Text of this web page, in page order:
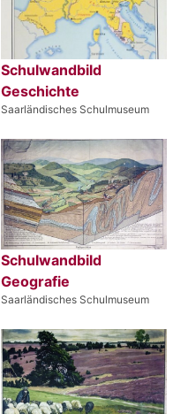
Schulwandbild
Geschichte
Saarländisches Schulmuseum
Schulwandbild
Geografie
Saarländisches Schulmuseum